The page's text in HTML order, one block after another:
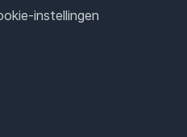
instellingen